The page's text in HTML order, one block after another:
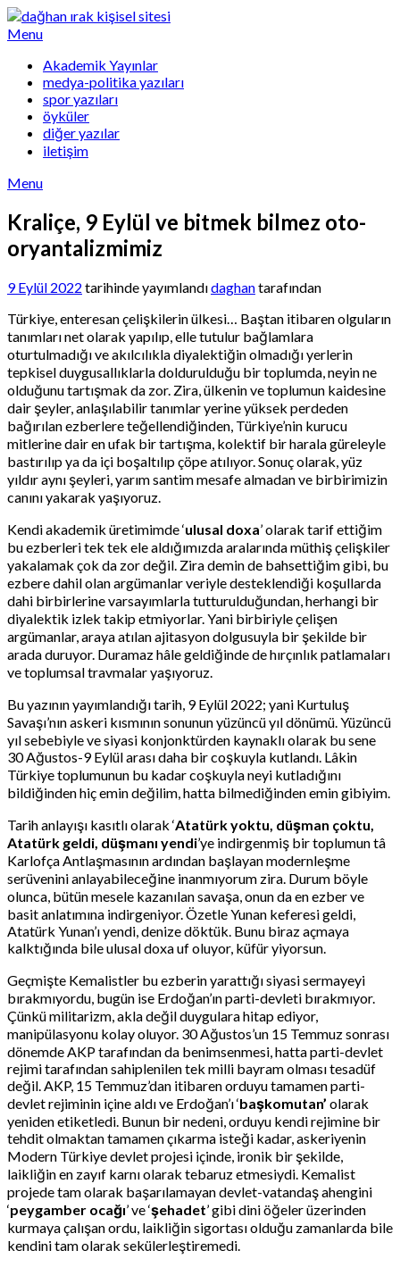
Skip
to
Menu
Akademik Yayınlar
medya-politika yazıları
spor yazıları
öyküler
diğer yazılar
iletişim
Menu
Kraliçe, 9 Eylül ve bitmek bilmez oto-
oryantalizmimiz
9 Eylül 2022 tarihinde yayımlandıdaghantarafından
Türkiye, enteresan çelişkilerin ülkesi… Baştan itibaren olguların
tanımları net olarak yapılıp, elle tutulur bağlamlara
oturtulmadığı ve akılcılıkla diyalektiğin olmadığı yerlerin
tepkisel duygusallıklarla doldurulduğu bir toplumda, neyin ne
olduğunu tartışmak da zor. Zira, ülkenin ve toplumun kaidesine
dair şeyler, anlaşılabilir tanımlar yerine yüksek perdeden
bağırılan ezberlere teğellendiğinden, Türkiye’nin kurucu
mitlerine dair en ufak bir tartışma, kolektif bir harala güreleyle
bastırılıp ya da içi boşaltılıp çöpe atılıyor. Sonuç olarak, yüz
yıldır aynı şeyleri, yarım santim mesafe almadan ve birbirimizin
canını yakarak yaşıyoruz.
Kendi akademik üretimimde ‘ulusal doxa’ olarak tarif ettiğim
bu ezberleri tek tek ele aldığımızda aralarında müthiş çelişkiler
yakalamak çok da zor değil. Zira demin de bahsettiğim gibi, bu
ezbere dahil olan argümanlar veriyle desteklendiği koşullarda
dahi birbirlerine varsayımlarla tutturulduğundan, herhangi bir
diyalektik izlek takip etmiyorlar. Yani birbiriyle çelişen
argümanlar, araya atılan ajitasyon dolgusuyla bir şekilde bir
arada duruyor. Duramaz hâle geldiğinde de hırçınlık patlamaları
ve toplumsal travmalar yaşıyoruz.
Bu yazının yayımlandığı tarih, 9 Eylül 2022; yani Kurtuluş
Savaşı’nın askeri kısmının sonunun yüzüncü yıl dönümü. Yüzüncü
yıl sebebiyle ve siyasi konjonktürden kaynaklı olarak bu sene
30 Ağustos-9 Eylül arası daha bir coşkuyla kutlandı. Lâkin
Türkiye toplumunun bu kadar coşkuyla neyi kutladığını
bildiğinden hiç emin değilim, hatta bilmediğinden emin gibiyim.
Tarih anlayışı kasıtlı olarak ‘Atatürk yoktu, düşman çoktu,
Atatürk geldi, düşmanı yendi’ye indirgenmiş bir toplumun tâ
Karlofça Antlaşmasının ardından başlayan modernleşme
serüvenini anlayabileceğine inanmıyorum zira. Durum böyle
olunca, bütün mesele kazanılan savaşa, onun da en ezber ve
basit anlatımına indirgeniyor. Özetle Yunan keferesi geldi,
Atatürk Yunan’ı yendi, denize döktük. Bunu biraz açmaya
kalktığında bile ulusal doxa uf oluyor, küfür yiyorsun.
Geçmişte Kemalistler bu ezberin yarattığı siyasi sermayeyi
bırakmıyordu, bugün ise Erdoğan’ın parti-devleti bırakmıyor.
Çünkü militarizm, akla değil duygulara hitap ediyor,
manipülasyonu kolay oluyor. 30 Ağustos’un 15 Temmuz sonrası
dönemde AKP tarafından da benimsenmesi, hatta parti-devlet
rejimi tarafından sahiplenilen tek milli bayram olması tesadüf
değil. AKP, 15 Temmuz’dan itibaren orduyu tamamen parti-
devlet rejiminin içine aldı ve Erdoğan’ı ‘başkomutan’ olarak
yeniden etiketledi. Bunun bir nedeni, orduyu kendi rejimine bir
tehdit olmaktan tamamen çıkarma isteği kadar, askeriyenin
Modern Türkiye devlet projesi içinde, ironik bir şekilde,
laikliğin en zayıf karnı olarak tebaruz etmesiydi. Kemalist
projede tam olarak başarılamayan devlet-vatandaş ahengini
‘peygamber ocağı’ ve ‘şehadet’ gibi dini öğeler üzerinden
kurmaya çalışan ordu, laikliğin sigortası olduğu zamanlarda bile
kendini tam olarak sekülerleştiremedi.